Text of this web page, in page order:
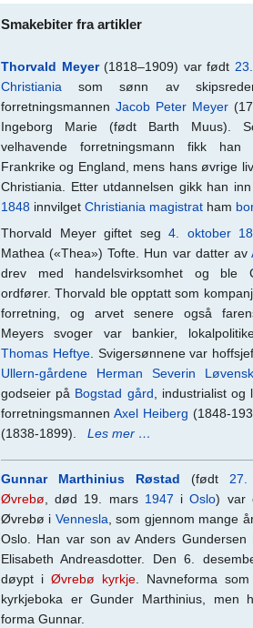
Smakebiter fra artikler
Thorvald Meyer(1818–1909) var født
Christiania som sønn av
forretningsmannen Jacob Peter Meyer
Ingeborg Marie (født Barth Muus).
velhavende forretningsmann fikk
Frankrike og England, mens hans øvrige
Christiania. Etter utdannelsen gikk han
1848 innvilget Christiania magistrat ham
Thorvald Meyer giftet seg4. oktober
Mathea («Thea») Tofte. Hun var datter av
drev med handelsvirksomhet og ble
ordfører. Thorvald ble opptatt som
forretning, og arvet senere også
Meyers svoger var bankier,
Thomas Heftye. Svigersønnene var
Ullern-gårdene
Herman Severin
godseier på Bogstad gård, industrialist og
forretningsmannen Axel Heiberg (1848-
(1838-1899). Les mer …
Gunnar Marthinius Røstad (født 27.
Øvrebø , død 19. mars 1947 iOslo) var
Øvrebø i Vennesla , som gjennom mange
Oslo. Han var son av Anders Gundersen
Elisabeth Andreasdotter. Den 6.
døypt i Øvrebø kyrkje. Navneforma
kyrkjeboka er Gunder Marthinius, men
forma Gunnar.